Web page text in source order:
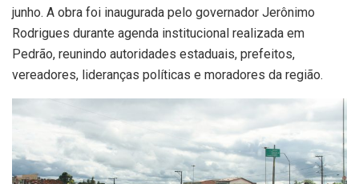
junho. A obra foi inaugurada pelo governador Jerônimo
Rodrigues durante agenda institucional realizada em
Pedrão, reunindo autoridades estaduais, prefeitos,
vereadores, lideranças políticas e moradores da região.